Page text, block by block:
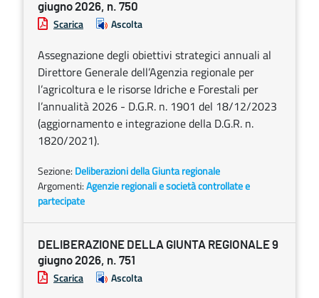
giugno 2026, n. 750
Scarica Ascolta
Assegnazione degli obiettivi strategici annuali al
Direttore Generale dell’Agenzia regionale per
l’agricoltura e le risorse Idriche e Forestali per
l’annualità 2026 - D.G.R. n. 1901 del 18/12/2023
(aggiornamento e integrazione della D.G.R. n.
1820/2021).
Sezione: Deliberazioni della Giunta regionale
Argomenti:Agenzie regionali e società controllate e
partecipate
DELIBERAZIONE DELLA GIUNTA REGIONALE 9
giugno 2026, n. 751
Scarica Ascolta